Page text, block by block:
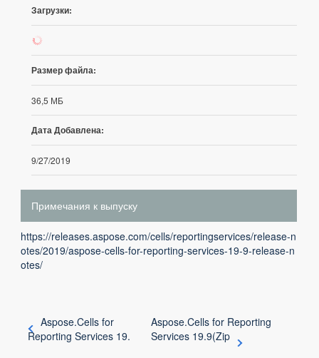
Загрузки:
24
Размер файла:
36,5 МБ
Дата Добавлена:
9/27/2019
Примечания к выпуску
https://releases.aspose.com/cells/reportingservices/release-n
otes/2019/aspose-cells-for-reporting-services-19-9-release-n
otes/
Aspose.Cells for
Reporting Services 19.
Aspose.Cells for Reporting
Services 19.9(Zip